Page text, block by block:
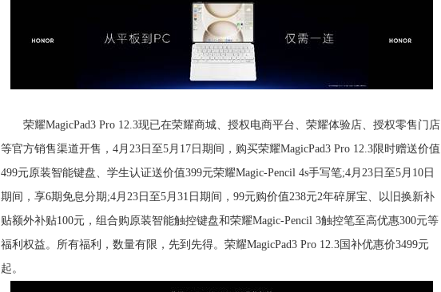
荣耀MagicPad3 Pro 12.3现已在荣耀商城、授权电商平台、荣耀体验店、授权零售门店
等官方销售渠道开售，4月23日至5月17日期间，购买荣耀MagicPad3 Pro 12.3限时赠送价值
499元原装智能键盘、学⽣认证送价值399元荣耀Magic-Pencil 4s手写笔;4月23日至5月10日
期间，享6期免息分期;4月23日至5月31日期间，99元购价值238元2年碎屏宝、以旧换新补
贴额外补贴100元，组合购原装智能触控键盘和荣耀Magic-Pencil 3触控笔⾄⾼优惠300元等
福利权益。所有福利，数量有限，先到先得。荣耀MagicPad3 Pro 12.3国补优惠价3499元
起。